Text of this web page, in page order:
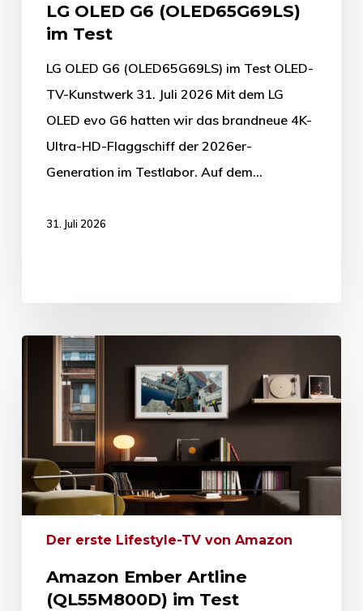
LG OLED G6 (OLED65G69LS)
im Test
LG OLED G6 (OLED65G69LS) im Test OLED-
TV-Kunstwerk 31. Juli 2026 Mit dem LG
OLED evo G6 hatten wir das brandneue 4K-
Ultra-HD-Flaggschiff der 2026er-
Generation im Testlabor. Auf dem…
31. Juli 2026
Der erste Lifestyle-TV von Amazon
Amazon Ember Artline
(QL55M800D) im Test